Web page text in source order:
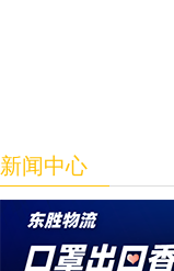
新闻中心